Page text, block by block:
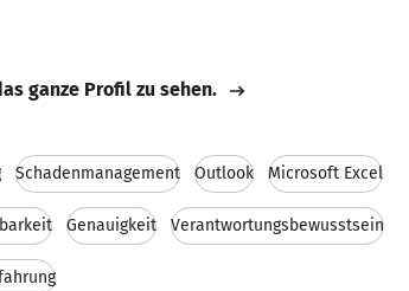
ganze Profil zu sehen.
Schadenmanagement Outlook Microsoft Excel
Genauigkeit Verantwortungsbewusstsein